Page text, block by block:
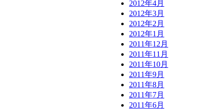
2012年4月
2012年3月
2012年2月
2012年1月
2011年12月
2011年11月
2011年10月
2011年9月
2011年8月
2011年7月
2011年6月